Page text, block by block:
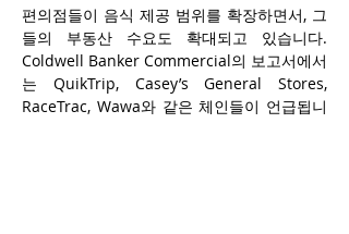
편의점들이 음식 제공 범위를 확장하면서, 그
들의 부동산 수요도 확대되고 있습니다.
Coldwell Banker Commercial의 보고서에서
는 QuikTrip, Casey’s General Stores,
RaceTrac, Wawa와 같은 체인들이 언급됩니